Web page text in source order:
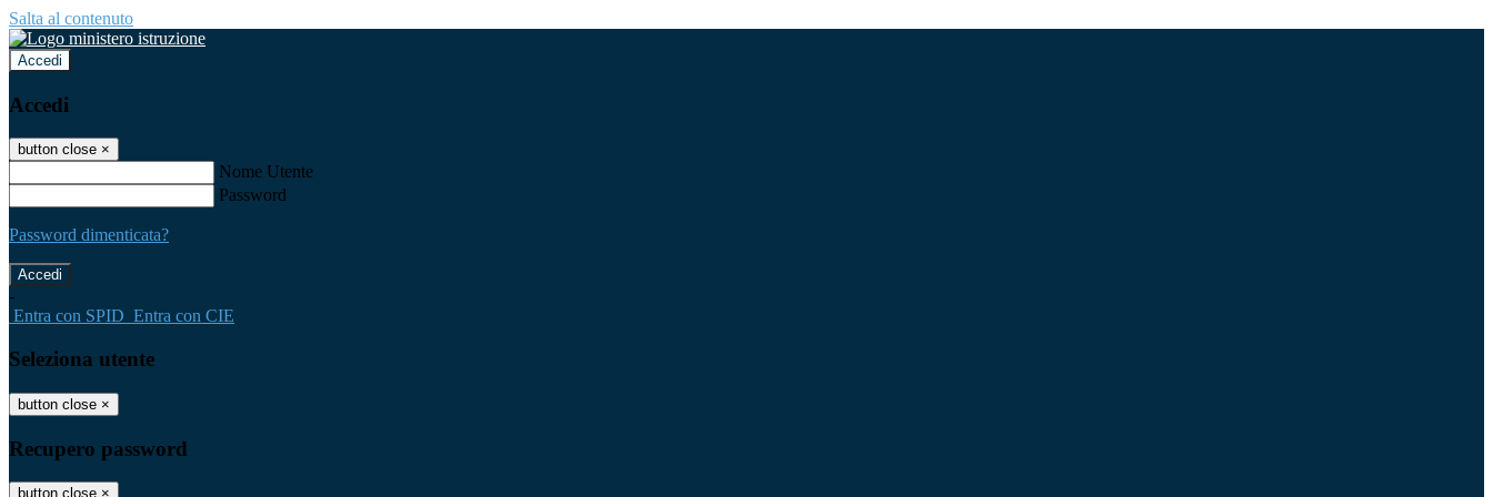
Salta al contenuto
Accedi
Accedi
button close ×
Nome Utente
Password
Password dimenticata?
-
Entra con SPID Entra con CIE
Seleziona utente
button close ×
Recupero password
button close ×